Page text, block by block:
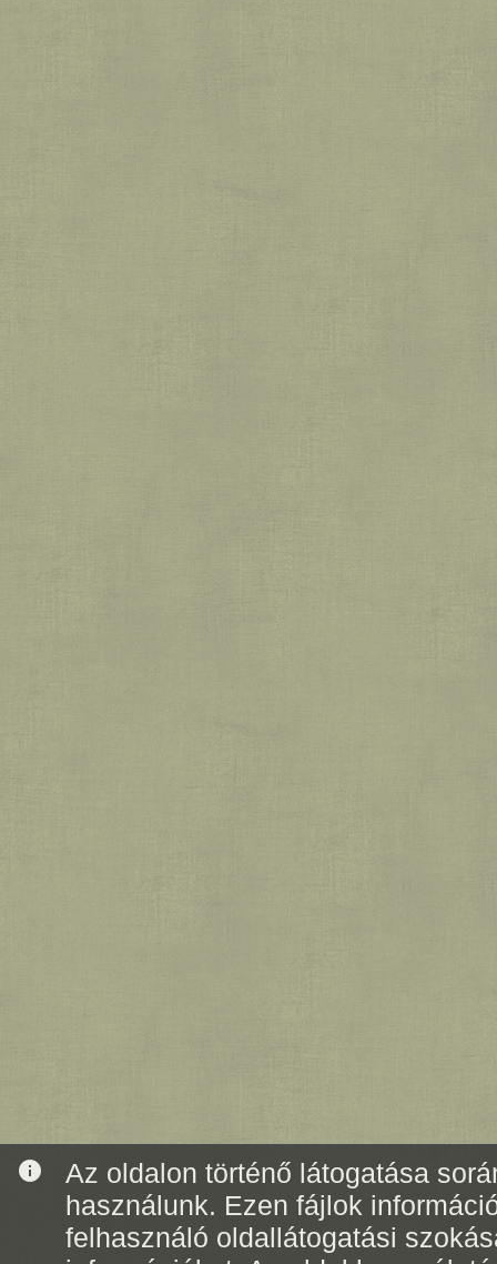
info
Az oldalon történő látogatása
használunk. Ezen fájlok
felhasználó oldallátogatási